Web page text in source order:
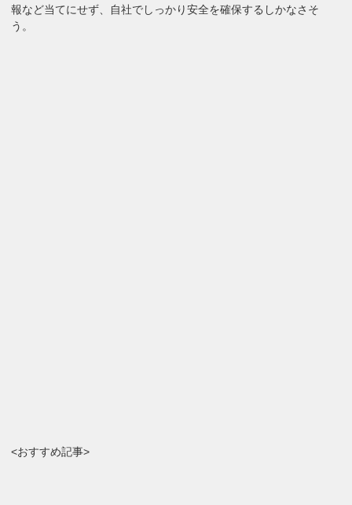
報など当てにせず、自社でしっかり安全を確保するしかなさそ
う。
<おすすめ記事>